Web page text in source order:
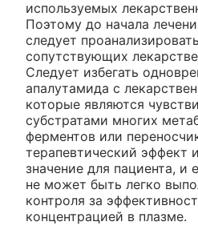
используемых
Поэтому до начала
следует
сопутствующих
Следует избегать
апалутамида с
которые являются
субстратами многих
ферментов или
терапевтический эффект
значение для пациента, и
не может быть легко
контроля за
концентрацией в плазме.